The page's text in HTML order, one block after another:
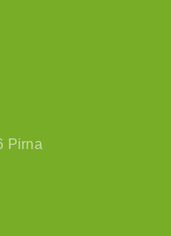
Pirna